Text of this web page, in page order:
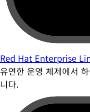
Red Hat Enterprise
유연한 운영 체제에서
니다.